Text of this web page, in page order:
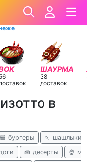
56
ШАУРМА
38
доставок
в
🍔 бургеры
🍡 шашлыки
🍰 десерты
🍨